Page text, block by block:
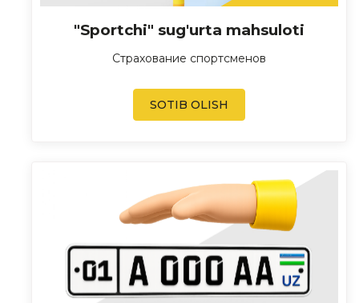
"Sportchi" sug'urta mahsuloti
Страхование спортсменов
SOTIB OLISH